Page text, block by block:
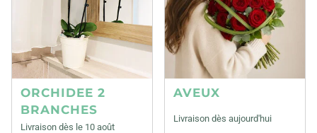
ORCHIDEE 2
BRANCHES
Livraison dès le 10 août
AVEUX
Livraison dès aujourd'hui